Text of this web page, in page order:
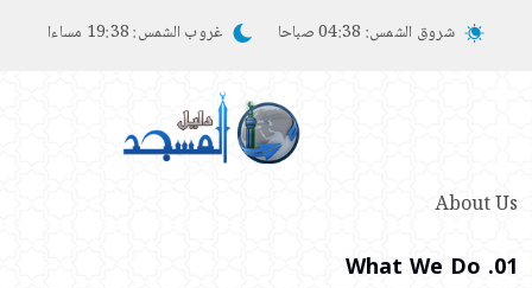
شروق الشمس: 04:38 صباحا غروب الشمس:19:38 مساءا
About Us
01. What We Do